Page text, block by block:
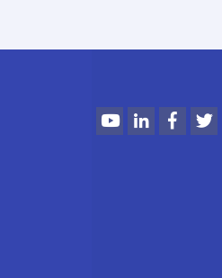
YoutubeLinkedInFacebook